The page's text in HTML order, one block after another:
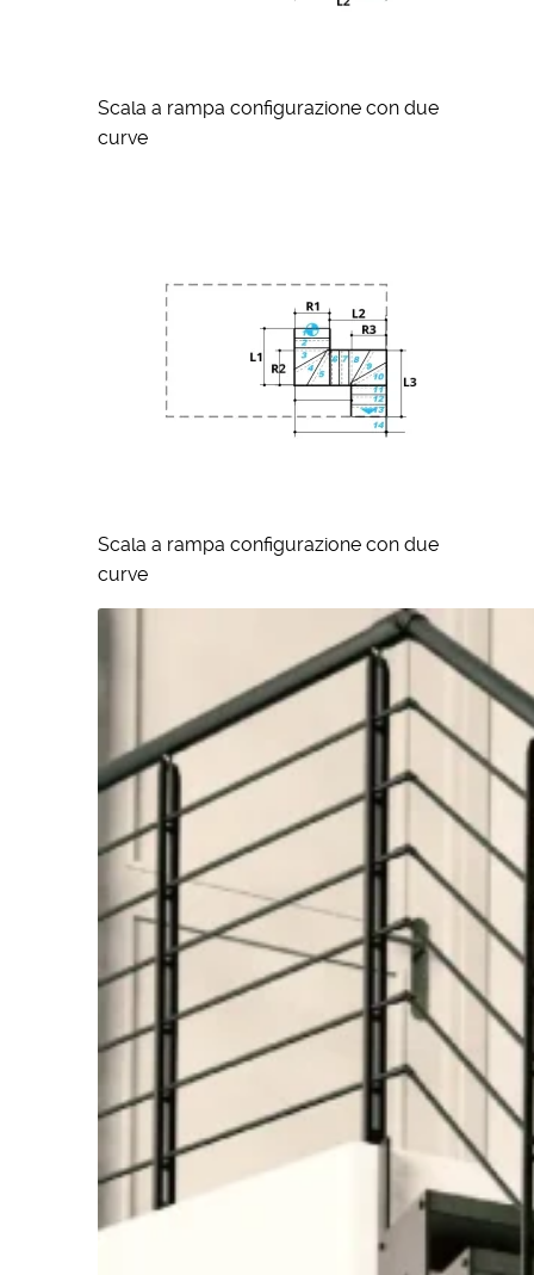
Scala a rampa configurazione con due
curve
Scala a rampa configurazione con due
curve